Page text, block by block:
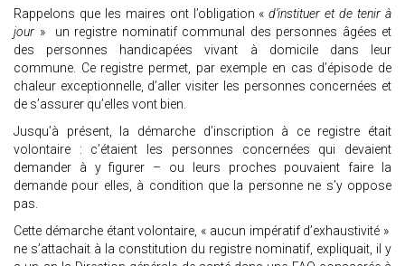
Rappelons que les maires ont l’obligation « d’instituer et de tenir à
jour » un registre nominatif communal des personnes âgées et
des personnes handicapées vivant à domicile dans leur
commune. Ce registre permet, par exemple en cas d’épisode de
chaleur exceptionnelle, d’aller visiter les personnes concernées et
de s’assurer qu’elles vont bien.
Jusqu’à présent, la démarche d’inscription à ce registre était
volontaire : c’étaient les personnes concernées qui devaient
demander à y figurer – ou leurs proches pouvaient faire la
demande pour elles, à condition que la personne ne s’y oppose
pas.
Cette démarche étant volontaire, « aucun impératif d’exhaustivité »
ne s’attachait à la constitution du registre nominatif, expliquait, il y